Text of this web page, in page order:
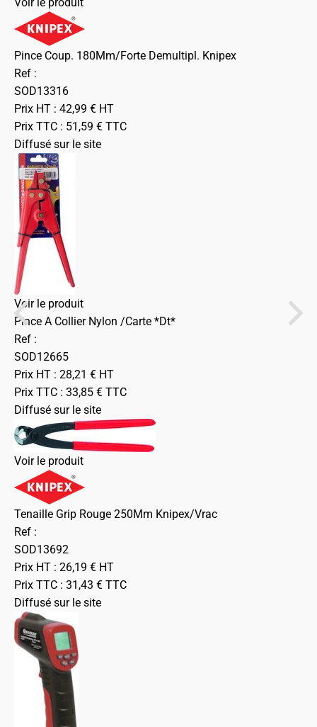
Pince Coup. 180Mm/Forte Demultipl. Knipex
Ref :
SOD13316
Prix HT : 42,99 € HT
Prix TTC : 51,59 € TTC
Diffusé sur le site
Voir le produit
Pince A Collier Nylon /Carte *Dt*
Ref :
SOD12665
Prix HT : 28,21 € HT
Prix TTC : 33,85 € TTC
Diffusé sur le site
Voir le produit
Tenaille Grip Rouge 250Mm Knipex/Vrac
Ref :
SOD13692
Prix HT : 26,19 € HT
Prix TTC : 31,43 € TTC
Diffusé sur le site